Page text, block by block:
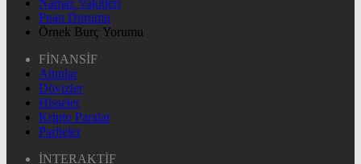
Puan Durumu
Örnek Burç Yorumu
FİNANSİF
Altınlar
Dövizler
Hisseler
Kripto Paralar
Pariteler
İNTERAKTİF